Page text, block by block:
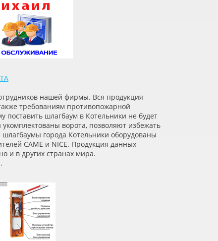
нашей фирмы. Вся продукция
требованиям противопожарной
шлагбаум в Котельники не будет
ворота, позволяют избежать
города Котельники оборудованы
CAME и NICE. Продукция данных
и в других странах мира.